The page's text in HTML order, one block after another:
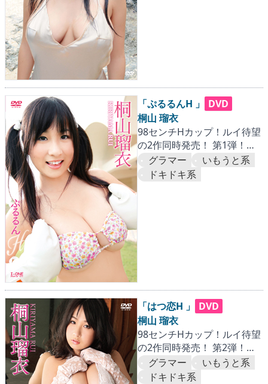
「ぷるるんH 」
DVD
桐山 瑠衣
98センチHカップ！ルイ待望
の2作同時発売！ 第1弾！ぷ
るるんボディ、フル稼
働！！…『海外王道篇』
グラマー
いもうと系
ドキドキ系
「はつ恋H 」
DVD
桐山 瑠衣
98センチHカップ！ルイ待望
の2作同時発売！ 第2弾！理
想のGFに密着・愛着…『国内
情緒篇』
グラマー
いもうと系
ドキドキ系